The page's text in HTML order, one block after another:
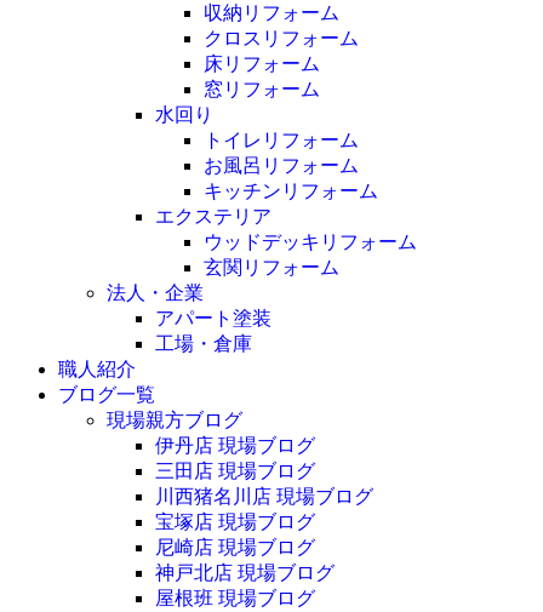
収納リフォーム
クロスリフォーム
床リフォーム
窓リフォーム
水回り
トイレリフォーム
お風呂リフォーム
キッチンリフォーム
エクステリア
ウッドデッキリフォーム
玄関リフォーム
法人・企業
アパート塗装
工場・倉庫
職人紹介
ブログ一覧
現場親方ブログ
伊丹店 現場ブログ
三田店 現場ブログ
川西猪名川店 現場ブログ
宝塚店 現場ブログ
尼崎店 現場ブログ
神戸北店 現場ブログ
屋根班 現場ブログ